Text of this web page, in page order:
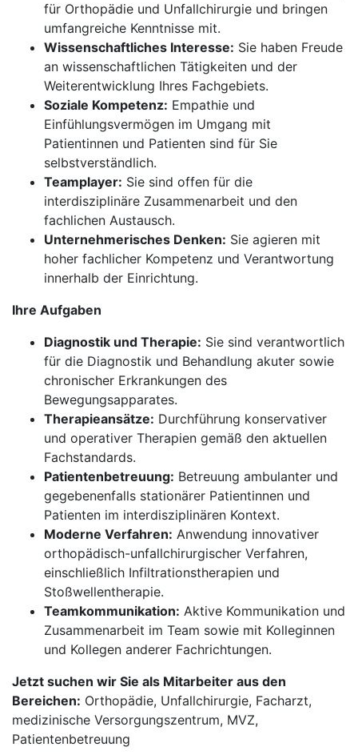
für Orthopädie und Unfallchirurgie und bringen
umfangreiche Kenntnisse mit.
Wissenschaftliches Interesse: Sie haben Freude
an wissenschaftlichen Tätigkeiten und der
Weiterentwicklung Ihres Fachgebiets.
Soziale Kompetenz: Empathie und
Einfühlungsvermögen im Umgang mit
Patientinnen und Patienten sind für Sie
selbstverständlich.
Teamplayer: Sie sind offen für die
interdisziplinäre Zusammenarbeit und den
fachlichen Austausch.
Unternehmerisches Denken: Sie agieren mit
hoher fachlicher Kompetenz und Verantwortung
innerhalb der Einrichtung.
Ihre Aufgaben
Diagnostik und Therapie: Sie sind verantwortlich
für die Diagnostik und Behandlung akuter sowie
chronischer Erkrankungen des
Bewegungsapparates.
Therapieansätze: Durchführung konservativer
und operativer Therapien gemäß den aktuellen
Fachstandards.
Patientenbetreuung: Betreuung ambulanter und
gegebenenfalls stationärer Patientinnen und
Patienten im interdisziplinären Kontext.
Moderne Verfahren: Anwendung innovativer
orthopädisch-unfallchirurgischer Verfahren,
einschließlich Infiltrationstherapien und
Stoßwellentherapie.
Teamkommunikation: Aktive Kommunikation und
Zusammenarbeit im Team sowie mit Kolleginnen
und Kollegen anderer Fachrichtungen.
Jetzt suchen wir Sie als Mitarbeiter aus den
Bereichen: Orthopädie, Unfallchirurgie, Facharzt,
medizinische Versorgungszentrum, MVZ,
Patientenbetreuung